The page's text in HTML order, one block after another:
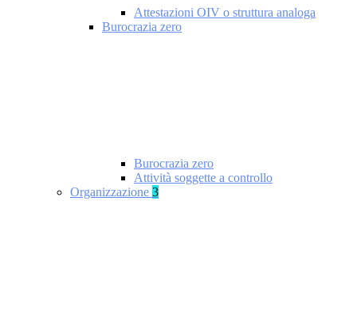
Attestazioni OIV o struttura analoga
Burocrazia zero
Burocrazia zero
Attività soggette a controllo
Organizzazione 3